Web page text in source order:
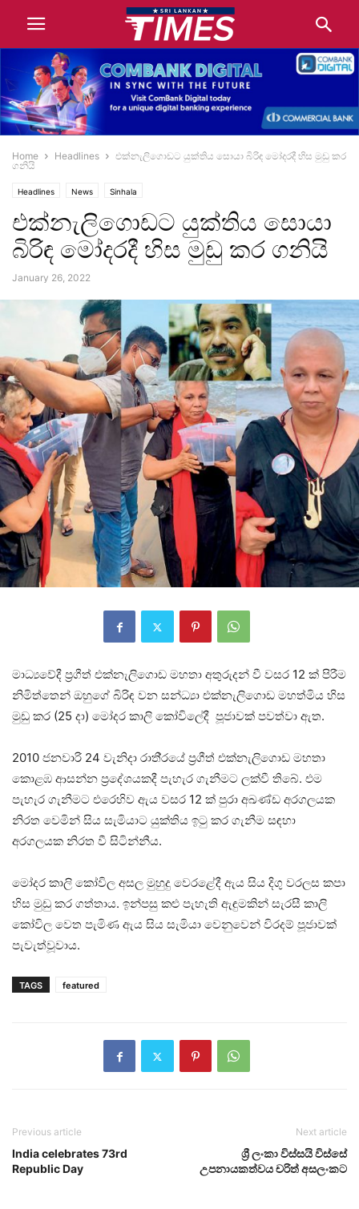
Home Headlines
එක්නැලිගොඩට යුක්තිය සොයා බිරිඳ මෝදරදී හිස මුඩු කර
ගනියි
Headlines News Sinhala
එක්නැලිගොඩට යුක්තිය සොයා
බිරිඳ මෝදරදී හිස මුඩු කර ගනියි
January 26, 2022
මාධ්‍යවේදී ප‍්‍රගීත් එක්නැලිගොඩ මහතා අතුරුදන් වී වසර 12 ක් පිරීම
නිමිත්තෙන් ඔහුගේ බිරිඳ වන සන්ධ්‍යා එක්නැලිගොඩ මහත්මිය හිස
මුඩු කර (25 දා) මෝදර කාලි කෝවිලේදී පූජාවක් පවත්වා ඇත.
2010 ජනවාරි 24 වැනිදා රාති‍්‍රයේ ප‍්‍රගීත් එක්නැලිගොඩ මහතා
කොළඹ ආසන්න ප‍්‍රදේශයකදී පැහැර ගැනීමට ලක්වී තිබේ. එම
පැහැර ගැනීමට එරෙහිව ඇය වසර 12 ක් පුරා අඛණ්ඩ අරගලයක
නිරත වෙමින් සිය සැමියාට යුක්තිය ඉටු කර ගැනීම සඳහා
අරගලයක නිරත වී සිටින්නීය.
මෝදර කාලි කෝවිල අසල මුහුදු වෙරළේදී ඇය සිය දිගු වරලස කපා
හිස මුඩු කර ගත්තාය. ඉන්පසු කළු පැහැති ඇඳුමකින් සැරසී කාලි
කෝවිල වෙත පැමිණ ඇය සිය සැමියා වෙනුවෙන් විරදම් පූජාවක්
පැවැත්වූවාය.
TAGS featured
Previous article
India celebrates 73rd
Republic Day
Next article
ශ්‍රී ලංකා විස්සයි විස්සේ
උපනායකත්වය චරිත් අසලංකට